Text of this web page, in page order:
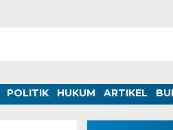
POLITIK HUKUM ARTIKEL